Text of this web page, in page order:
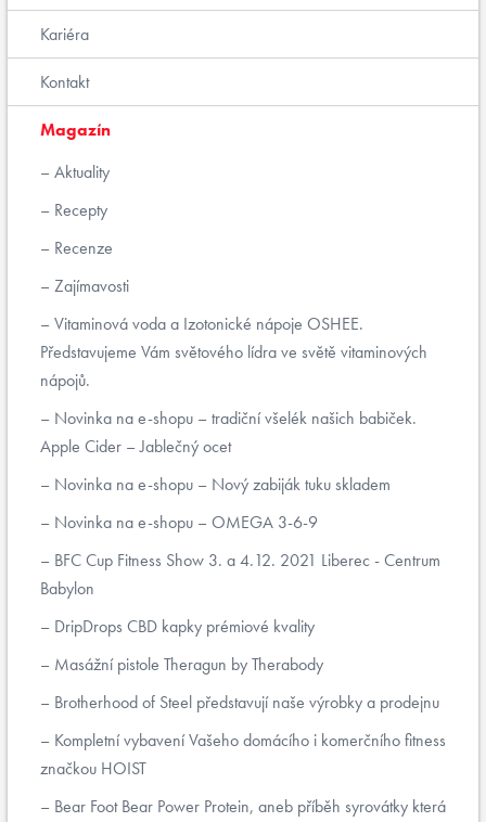
Kariéra
Kontakt
Magazín
Aktuality
Recepty
Recenze
Zajímavosti
Vitaminová voda a Izotonické nápoje OSHEE.
Představujeme Vám světového lídra ve světě vitaminových
nápojů.
Novinka na e-shopu – tradiční všelék našich babiček.
Apple Cider – Jablečný ocet
Novinka na e-shopu – Nový zabiják tuku skladem
Novinka na e-shopu – OMEGA 3-6-9
BFC Cup Fitness Show 3. a 4.12. 2021 Liberec - Centrum
Babylon
DripDrops CBD kapky prémiové kvality
Masážní pistole Theragun by Therabody
Brotherhood of Steel představují naše výrobky a prodejnu
Kompletní vybavení Vašeho domácího i komerčního fitness
značkou HOIST
Bear Foot Bear Power Protein, aneb příběh syrovátky která